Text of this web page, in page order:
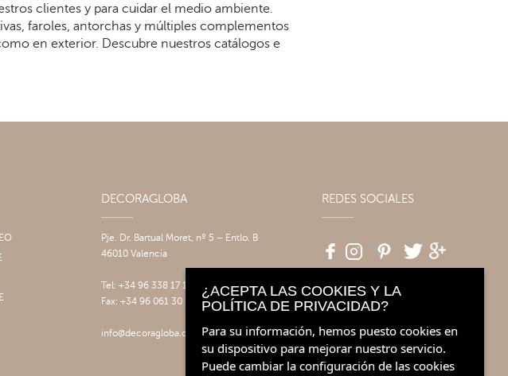
clientes y para cuidar el medio ambiente.
faroles, antorchas y múltiples complementos
en exterior. Descubre nuestros catálogos e
DECORAGLOBA
Pje. Dr. Bartual Moret, nº 5 – Entlo. B
46010 Valencia
Tel: +34 96 338 17 17
Fax: +34 96 061 30 14
info@decoragloba.com
REDES SOCIALES
¿ACEPTA LAS COOKIES Y LA
POLÍTICA DE PRIVACIDAD?
Para su información, hemos puesto cookies en
su dispositivo para mejorar nuestro servicio.
Puede cambiar la configuración de las cookies